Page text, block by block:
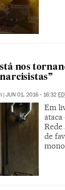
nos
JUN 01, 2016 - 16:32
Em
Rede
de